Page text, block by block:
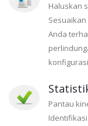
Haluskan
Anda
Pantau